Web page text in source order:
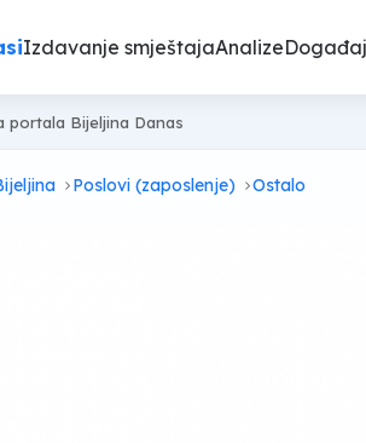
Izdavanje smještajaAnalize
portala Bijeljina Danas
Poslovi (zaposlenje) Ostalo